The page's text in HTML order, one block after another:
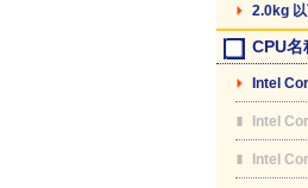
2.0kg
CPU名
Intel
Intel
Intel